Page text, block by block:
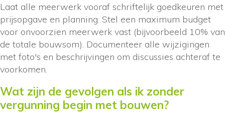
Laat alle meerwerk vooraf schriftelijk goedkeuren met
prijsopgave en planning. Stel een maximum budget
voor onvoorzien meerwerk vast (bijvoorbeeld 10% van
de totale bouwsom). Documenteer alle wijzigingen
met foto's en beschrijvingen om discussies achteraf te
voorkomen.
Wat zijn de gevolgen als ik zonder
vergunning begin met bouwen?